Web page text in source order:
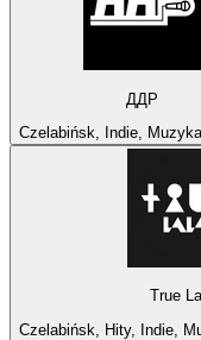
ДДР
Czelabińsk, Indie,
True
Czelabińsk, Hity, Indie,